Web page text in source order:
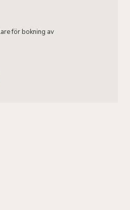
för bokning av